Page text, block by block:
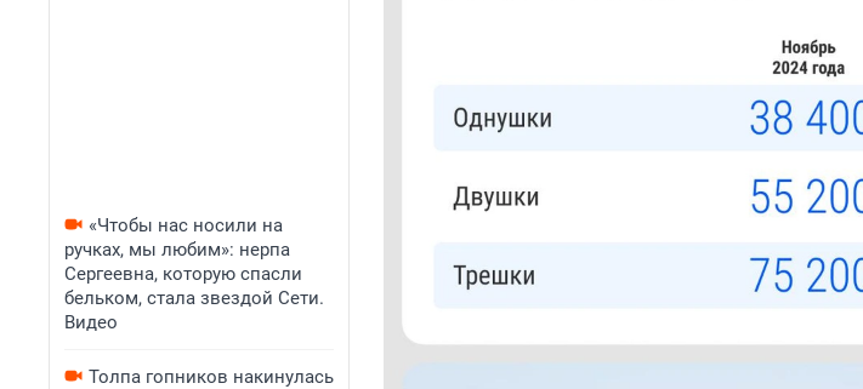
«Чтобы нас носили на
ручках, мы любим»: нерпа
Сергеевна, которую спасли
бельком, стала звездой Сети.
Видео
Толпа гопников накинулась